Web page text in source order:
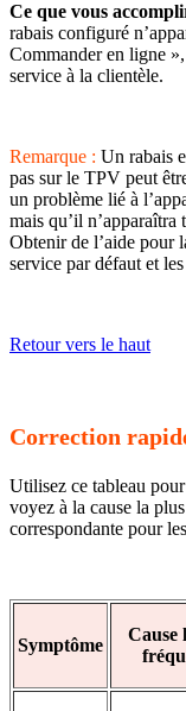
Ce que vous
rabais configuré
Commander en ligne
service à la clientèle.
Remarque : Un rabais
pas sur le TPV peut
un problème lié à
mais qu’il
Obtenir de l’aide pour
service par défaut et
Retour vers le haut
Correction
Utilisez ce tableau
voyez à la cause la
correspondante pour
Symptôme
Cause